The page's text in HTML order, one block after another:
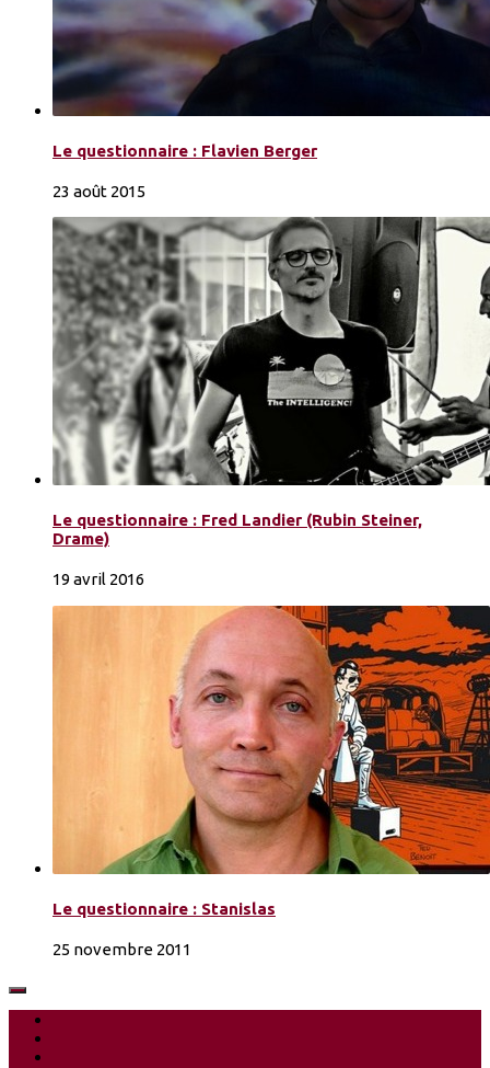
Le questionnaire : Flavien Berger
23 août 2015
Le questionnaire : Fred Landier (Rubin Steiner,
Drame)
19 avril 2016
Le questionnaire : Stanislas
25 novembre 2011